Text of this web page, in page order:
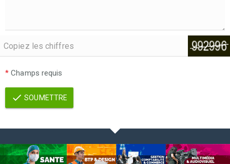
* Champs requis
SOUMETTRE